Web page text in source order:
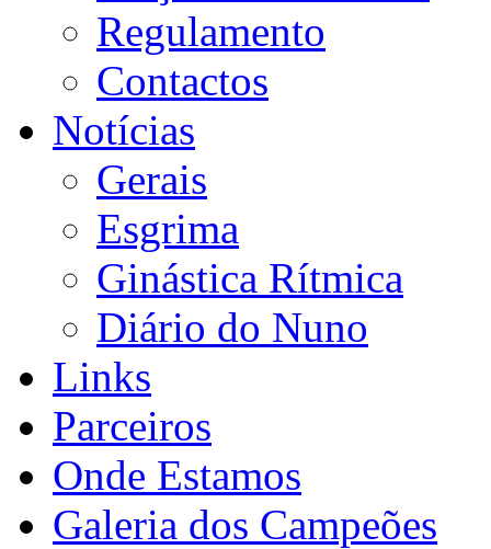
Regulamento
Contactos
Notícias
Gerais
Esgrima
Ginástica Rítmica
Diário do Nuno
Links
Parceiros
Onde Estamos
Galeria dos Campeões